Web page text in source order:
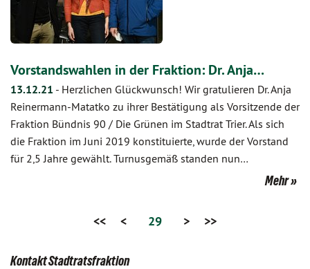
Vorstandswahlen in der Fraktion: Dr. Anja…
13.12.21 - Herzlichen Glückwunsch! Wir gratulieren Dr. Anja
Reinermann-Matatko zu ihrer Bestätigung als Vorsitzende der
Fraktion Bündnis 90 / Die Grünen im Stadtrat Trier. Als sich
die Fraktion im Juni 2019 konstituierte, wurde der Vorstand
für 2,5 Jahre gewählt. Turnusgemäß standen nun…
Mehr
<< < 29 > >>
Kontakt Stadtratsfraktion